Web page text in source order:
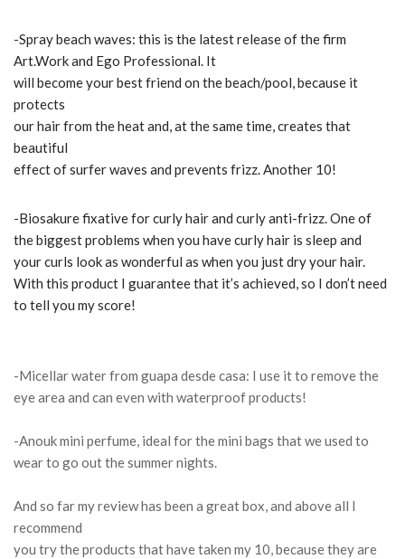
-Spray beach waves: this is the latest release of the firm
Art.Work and Ego Professional. It
will become your best friend on the beach/pool, because it
protects
our hair from the heat and, at the same time, creates that
beautiful
effect of surfer waves and prevents frizz.Another 10!
-Biosakure fixative for curly hair and curly anti-frizz.One of
the biggest problems when you have curly hair is sleep and
your curls look as wonderful as when you just dry your hair.
With this product I guarantee that it’s achieved, so I don’t need
to tell you my score!
-Micellar water from guapa desde casa: I use it to remove the
eye area and can even with waterproof products!
-Anouk mini perfume, ideal for the mini bags that we used to
wear to go out the summer nights.
And so far my review has been a great box, and above all I
recommend
you try the products that have taken my 10, because they are